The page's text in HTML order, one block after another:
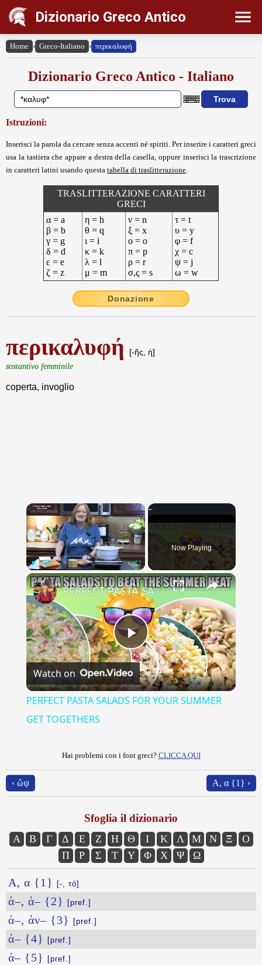
Dizionario Greco Antico
Home › Greco-Italiano › περικαλυφή
Dizionario Greco Antico - Italiano
Istruzioni:
Inserisci la parola da cercare senza accenti né spiriti. Per inserire i caratteri greci
usa la tastiera che appare a destra della casella, oppure inserisci la trascrizione
in caratteri latini usando questa tabella di traslitterazione
TRASLITTERAZIONE CARATTERI
GRECI
α = a
β = b
γ = g
δ = d
ε = e
ζ = z
η = h
θ = q
ι = i
κ = k
λ = l
μ = m
ν = n
ξ = x
ο = o
π = p
ρ = r
σ,ς = s
τ = t
υ = y
φ = f
χ = c
ψ = j
ω = w
Donazione
περικαλυφή
[-ῆς, ἡ]
sostantivo femminile
coperta, invoglio
×
Play Unmute Fullscreen
Now Playing
×
Play
Video
PERFECT PASTA SALADS FOR YOUR SUMMER GET TOGETHERS
Watch on
PERFECT PASTA SALADS FOR YOUR SUMMER
GET TOGETHERS
Hai problemi con i font greci? CLICCA QUI
‹ ὤψ Α, α {1} ›
Sfoglia il dizionario
Α Β Γ Δ Ε Ζ Η Θ Ι Κ Λ Μ Ν Ξ
Ο
Π
Ρ Σ Τ Υ Φ Χ Ψ Ω
Α, α {1} [-, τό]
ἁ–, ἀ– {2} [pref.]
ἁ–, ἀν– {3} [pref.]
ἀ– {4} [pref.]
ἀ– {5} [pref.]